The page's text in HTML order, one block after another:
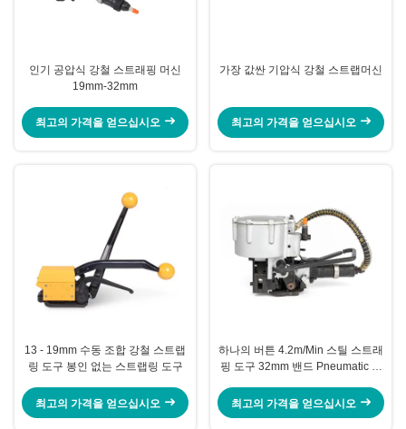
인기 공압식 강철 스트래핑 머신
19mm-32mm
최고의 가격을 얻으십시오
가장 값싼 기압식 강철 스트랩머신
최고의 가격을 얻으십시오
13 - 19mm 수동 조합 강철 스트랩
링 도구 봉인 없는 스트랩링 도구
최고의 가격을 얻으십시오
하나의 버튼 4.2m/Min 스틸 스트래
핑 도구 32mm 밴드 Pneumatic 스
최고의 가격을 얻으십시오